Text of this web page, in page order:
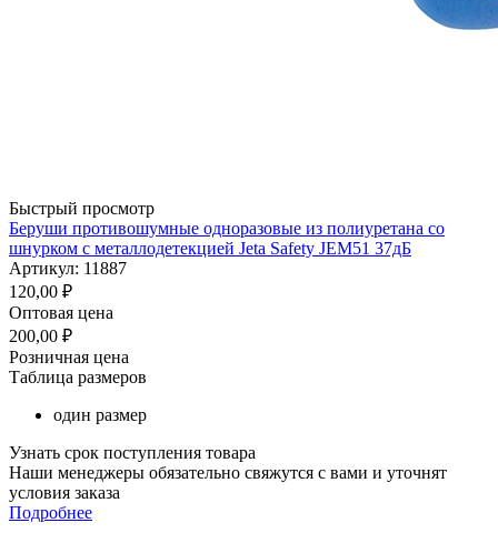
Быстрый просмотр
Беруши противошумные одноразовые из полиуретана со
шнурком с металлодетекцией Jeta Safety JEM51 37дБ
Артикул: 11887
120,00 ₽
Оптовая цена
200,00 ₽
Розничная цена
Таблица размеров
один размер
Узнать срок поступления товара
Наши менеджеры обязательно свяжутся с вами и уточнят
условия заказа
Подробнее